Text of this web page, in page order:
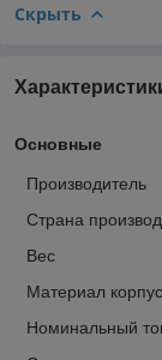
Скрыть
Основные
Производитель
Страна
Вес
Материал
Номинальный